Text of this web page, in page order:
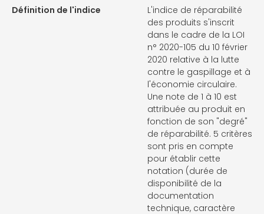
Définition de l'indice
L'indice de réparabilité
des produits s'inscrit
dans le cadre de la LOI
n° 2020-105 du 10 février
2020 relative à la lutte
contre le gaspillage et à
l'économie circulaire.
Une note de 1 à 10 est
attribuée au produit en
fonction de son "degré"
de réparabilité. 5 critères
sont pris en compte
pour établir cette
notation (durée de
disponibilité de la
documentation
technique, caractère